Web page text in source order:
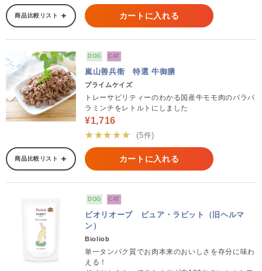
商品比較リスト カートに入れる
DOG CAT
嵐山善兵衛 特選 牛御膳
プライムケイズ
トレーサビリティーのわかる国産牛モモ肉のパラパ
ラミンチをレトルトにしました
¥1,716
★★★★★
(5件)
商品比較リスト カートに入れる
DOG CAT
ビオリオーブ ピュア・ラビット（旧ヘルマ
ン）
Bioliob
単一タンパク質でお肉本来のおいしさを存分に味わ
える！